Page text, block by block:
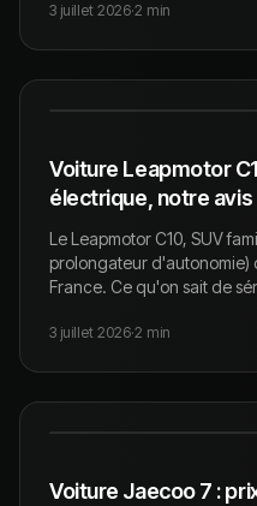
3 juillet 2026·2 min
Voiture Leapmotor
électrique, notre avis
Le Leapmotor C10, SUV
prolongateur d'autonomie)
France. Ce qu'on sait de
3 juillet 2026·2 min
Voiture Jaecoo 7 :